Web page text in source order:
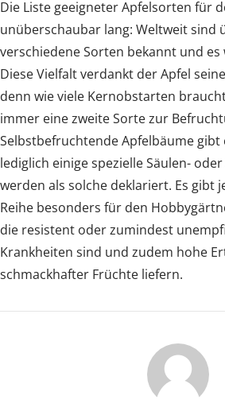
Die Liste geeigneter Apfelsorten für
unüberschaubar lang: Weltweit sind
verschiedene Sorten bekannt und
Diese Vielfalt verdankt der Apfel
denn wie viele Kernobstarten
immer eine zweite Sorte zur
Selbstbefruchtende Apfelbäume gibt
lediglich einige spezielle Säulen-
werden als solche deklariert. Es gibt
Reihe besonders für den
die resistent oder zumindest
Krankheiten sind und zudem hohe
schmackhafter Früchte liefern.